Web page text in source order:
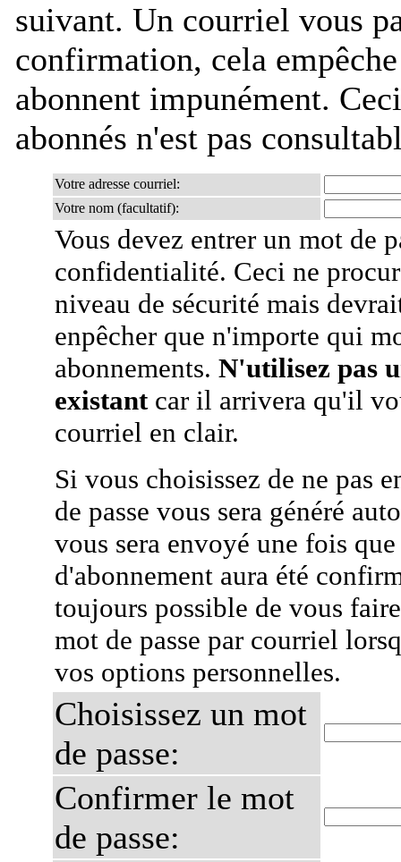
suivant. Un courriel vous
confirmation, cela
abonnent impunément.
abonnés n'est pas
Votre adresse courriel:
Votre nom (facultatif):
Vous devez entrer un mot de
confidentialité. Ceci ne
niveau de sécurité mais
enpêcher que n'importe qui
abonnements. N'utilisez pas
existantcar il arrivera qu'il
courriel en clair.
Si vous choisissez de ne pas
de passe vous sera généré
vous sera envoyé une fois
d'abonnement aura été
toujours possible de vous
mot de passe par courriel
vos options personnelles.
Choisissez un mot
de passe:
Confirmer le mot
de passe: